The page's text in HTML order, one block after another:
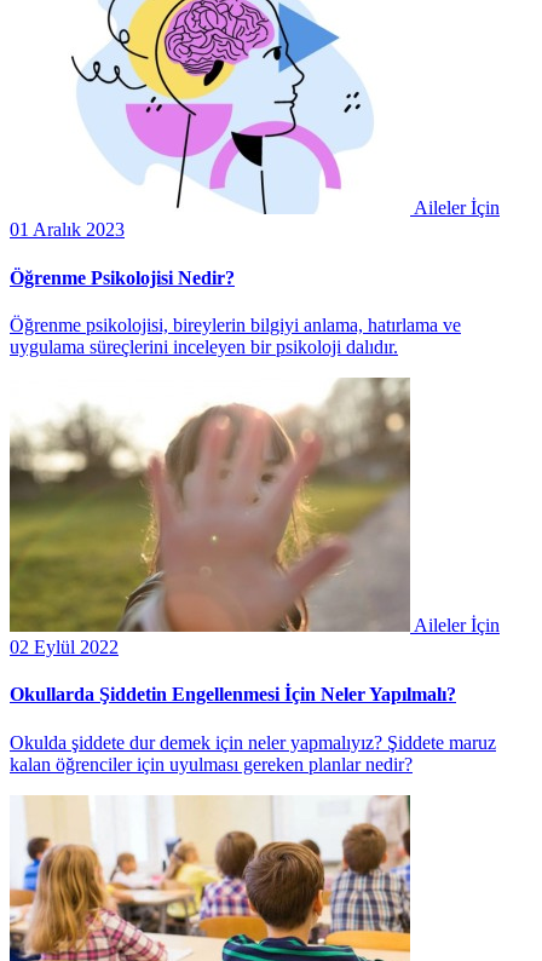
Aileler İçin
01 Aralık 2023
Öğrenme Psikolojisi Nedir?
Öğrenme psikolojisi, bireylerin bilgiyi anlama, hatırlama ve
uygulama süreçlerini inceleyen bir psikoloji dalıdır.
Aileler İçin
02 Eylül 2022
Okullarda Şiddetin Engellenmesi İçin Neler Yapılmalı?
Okulda şiddete dur demek için neler yapmalıyız? Şiddete maruz
kalan öğrenciler için uyulması gereken planlar nedir?